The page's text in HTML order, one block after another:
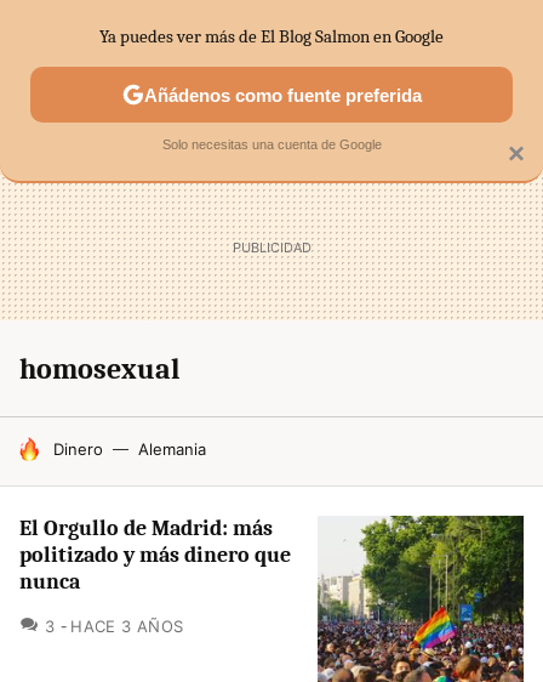
SECTORES ECONOMÍA DOMÉSTICA MERCADOS
homosexual
HOY SE HABLA DE
Dinero Alemania
El Orgullo de Madrid: más
politizado y más dinero que
nunca
3 COMENTARIOS
HACE 3 AÑOS
×
Ya puedes ver más de El Blog Salmon en Google
Añádenos como fuente preferida
Solo necesitas una cuenta de Google